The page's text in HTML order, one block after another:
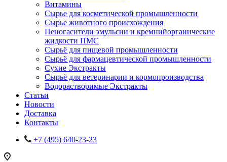
Витамины
Сырье для косметической промышленности
Сырье животного происхождения
Пеногасители эмульсии и кремнийорганические
жидкости ПМС
Сырьё для пищевой промышленности
Сырьё для фармацевтической промышленности
Сухие Экстракты
Сырьё для ветеринарии и кормопроизводства
Водорастворимые Экстракты
Статьи
Новости
Доставка
Контакты
+7 (495) 640-23-23